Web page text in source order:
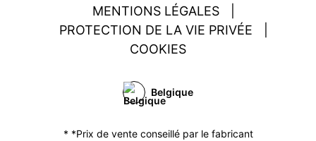
MENTIONS LÉGALES
PROTECTION DE LA VIE PRIVÉE
COOKIES
Belgique
* *Prix de vente conseillé par le fabricant